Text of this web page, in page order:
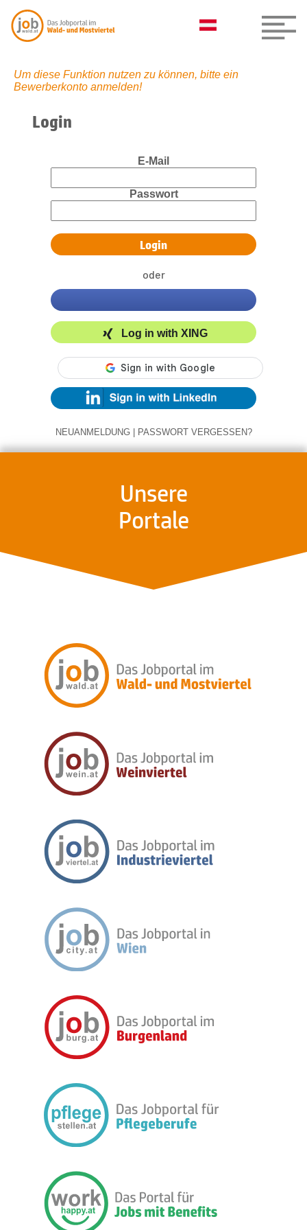
Um diese Funktion nutzen zu können, bitte ein
Bewerberkonto anmelden!
Login
E-Mail
Passwort
oder
Log in with XING
NEUANMELDUNG | PASSWORT VERGESSEN?
Unsere
Portale